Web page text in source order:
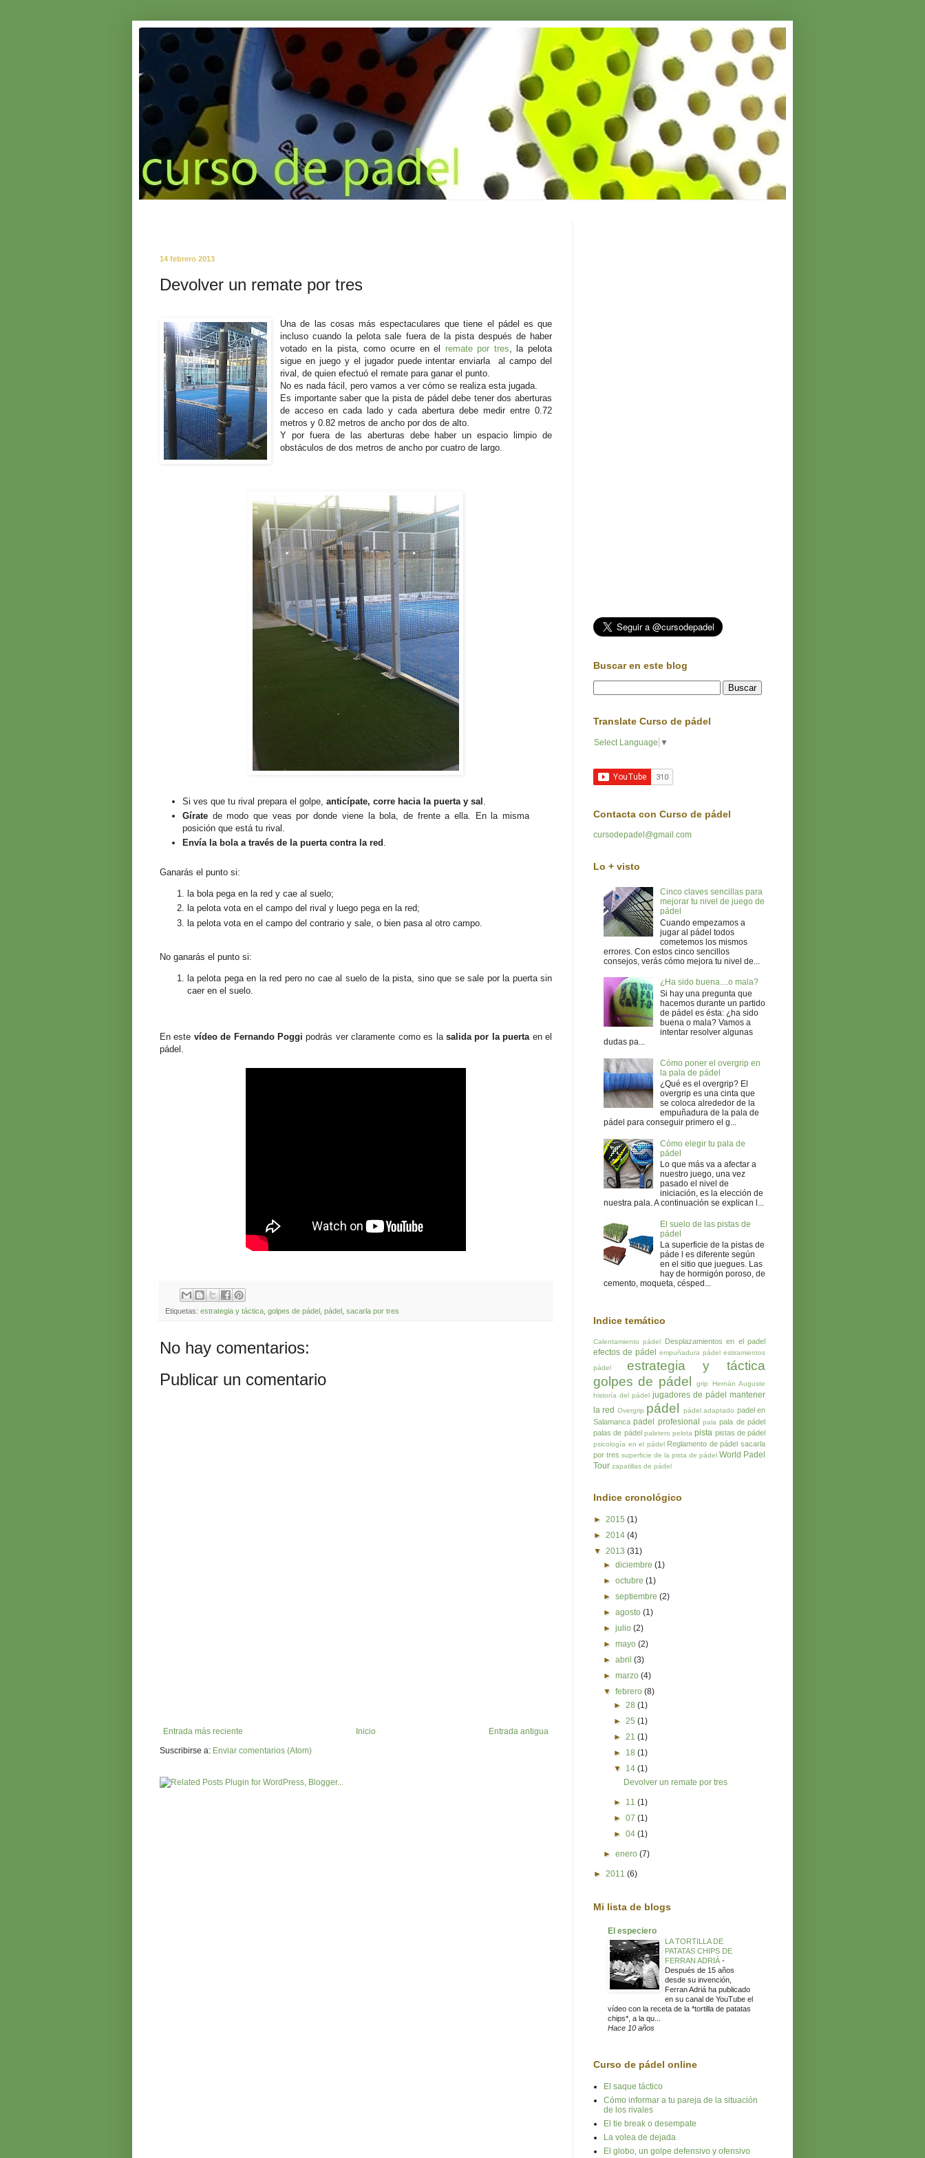
14 febrero 2013
Devolver un remate por tres
Una de las cosas más espectaculares que tiene el pádel es que
incluso cuando la pelota sale fuera de la pista después de haber
votado en la pista, como ocurre en el remate por tres, la pelota
sigue en juego y el jugador puede intentar enviarla al campo del
rival, de quien efectuó el remate para ganar el punto.
No es nada fácil, pero vamos a ver cómo se realiza esta jugada.
Es importante saber que la pista de pádel debe tener dos aberturas
de acceso en cada lado y cada abertura debe medir entre 0.72
metros y 0.82 metros de ancho por dos de alto.
Y por fuera de las aberturas debe haber un espacio limpio de
obstáculos de dos metros de ancho por cuatro de largo.
Si ves que tu rival prepara el golpe, anticípate, corre hacia la puerta y sal
Gírate de modo que veas por donde viene la bola, de frente a ella. En la misma
posición que está tu rival.
Envía la bola a través de la puerta contra la red .
Ganarás el punto si:
la bola pega en la red y cae al suelo;
la pelota vota en el campo del rival y luego pega en la red;
la pelota vota en el campo del contrario y sale, o bien pasa al otro campo.
No ganarás el punto si:
la pelota pega en la red pero no cae al suelo de la pista, sino que se sale por la puerta sin
caer en el suelo.
En este vídeo de Fernando Poggi podrás ver claramente como es la salida por la puerta en el
pádel.
Etiquetas: estrategia y táctica golpes de pádel pádel sacarla por tres
No hay comentarios:
Publicar un comentario
Entrada más reciente Entrada antigua
Inicio
Suscribirse a: Enviar comentarios (Atom)
Buscar en este blog
Translate Curso de pádel
Select Language ▼
Contacta con Curso de pádel
cursodepadel@gmail.com
Lo + visto
Cinco claves sencillas para
mejorar tu nivel de juego de
pádel
Cuando empezamos a
jugar al pádel todos
cometemos los mismos
errores. Con estos cinco sencillos
consejos, verás cómo mejora tu nivel de...
¿Ha sido buena....o mala?
Si hay una pregunta que
hacemos durante un partido
de pádel es ésta: ¿ha sido
buena o mala? Vamos a
intentar resolver algunas
dudas pa...
Cómo poner el overgrip en
la pala de pádel
¿Qué es el overgrip? El
overgrip es una cinta que
se coloca alrededor de la
empuñadura de la pala de
pádel para conseguir primero el g...
Cómo elegir tu pala de
pádel
Lo que más va a afectar a
nuestro juego, una vez
pasado el nivel de
iniciación, es la elección de
nuestra pala. A continuación se explican l...
El suelo de las pistas de
pádel
La superficie de la pistas de
páde l es diferente según
en el sitio que juegues. Las
hay de hormigón poroso, de
cemento, moqueta, césped...
Indice temático
Calentamiento pádel Desplazamientos en el padel
efectos de pádel empuñadura pádel estiramientos
pádel
estrategia y táctica
golpes de pádel
grip
Hernán Auguste
historía del pádel jugadores de pádel mantener
la red Overgrip pádel pádel adaptado padel en
Salamanca padel profesional pala pala de pádel
palas de pádel paletero pelota pista pistas de pádel
psicología en el pádel Reglamento de pádel sacarla
por tres superficie de la pista de pádel World Padel
Tour zapatillas de pádel
Indice cronológico
► 2015 (1)
► 2014 (4)
▼ 2013 (31)
►diciembre(1)
►octubre(1)
►septiembre(2)
►agosto(1)
►julio(2)
►mayo(2)
►abril(3)
►marzo(4)
▼febrero(8)
► 28 (1)
► 25 (1)
► 21 (1)
► 18 (1)
▼ 14 (1)
Devolver un remate por tres
► 11 (1)
► 07 (1)
► 04 (1)
►enero(7)
► 2011 (6)
Mi lista de blogs
El especiero
LA TORTILLA DE
PATATAS CHIPS DE
FERRAN ADRIÁ -
Después de 15 años
desde su invención,
Ferran Adriá ha publicado
en su canal de YouTube el
vídeo con la receta de la *tortilla de patatas
chips*, a la qu...
Hace 10 años
Curso de pádel online
El saque táctico
Cómo informar a tu pareja de la situación
de los rivales
El tie break o desempate
La volea de dejada
El globo, un golpe defensivo y ofensivo